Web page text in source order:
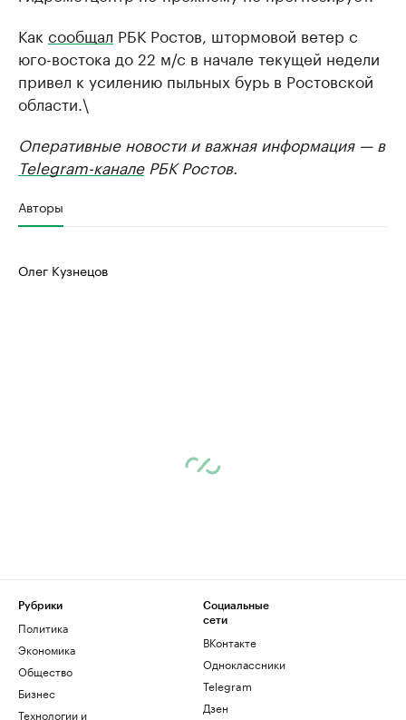
Как сообщал РБК Ростов, штормовой ветер с
юго-востока до 22 м/с в начале текущей недели
привел к усилению пыльных бурь в Ростовской
области.\
Оперативные новости и важная информация — в
Telegram-каналеРБК Ростов.
Авторы
Олег Кузнецов
Рубрики
Политика
Экономика
Общество
Бизнес
Технологии и
Социальные
сети
ВКонтакте
Одноклассники
Telegram
Дзен